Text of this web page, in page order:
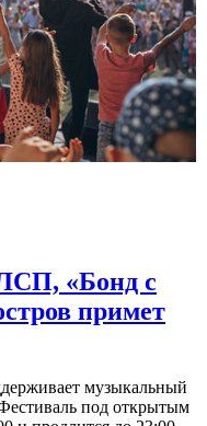
«Бонд с
примет
музыкальный
под открытым